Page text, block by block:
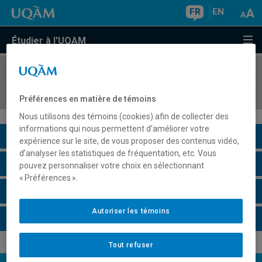
FR EN
Étudier à l'UQAM
COURS//
Description du cours
Horaire - Été 2026
Préférences en matière de témoins
Nous utilisons des témoins (cookies) afin de collecter des
informations qui nous permettent d’améliorer votre
expérience sur le site, de vous proposer des contenus vidéo,
d’analyser les statistiques de fréquentation, etc. Vous
pouvez personnaliser votre choix en sélectionnant
« Préférences ».
Tout refuser
Autoriser les témoins